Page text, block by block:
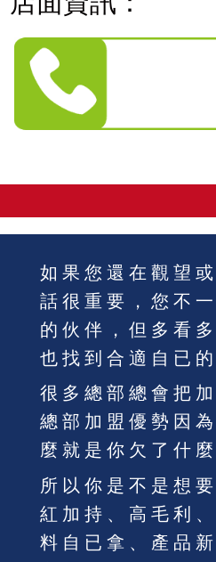
如果您還在觀望
話很重要，您不
的伙伴，但多看
也找到合適自已的
很多總部總會把
總部加盟優勢因
麼就是你欠了什麼
所以你是不是想
紅加持、高毛利
料自已拿、產品